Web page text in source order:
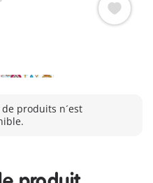
produits n´est